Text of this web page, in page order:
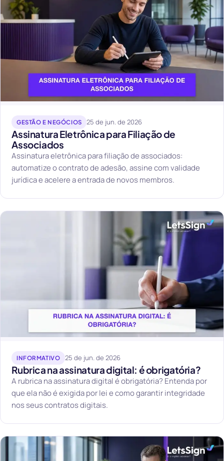
GESTÃO E NEGÓCIOS 25 de jun. de 2026
Assinatura Eletrônica para Filiação de
Associados
Assinatura eletrônica para filiação de associados:
automatize o contrato de adesão, assine com validade
jurídica e acelere a entrada de novos membros.
INFORMATIVO 25 de jun. de 2026
Rubrica na assinatura digital: é obrigatória?
A rubrica na assinatura digital é obrigatória? Entenda por
que ela não é exigida por lei e como garantir integridade
nos seus contratos digitais.